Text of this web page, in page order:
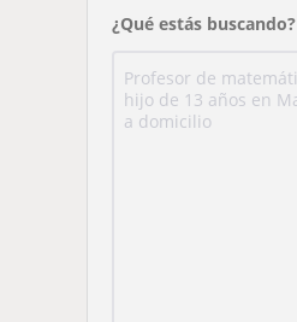
¿Qué estás buscando?